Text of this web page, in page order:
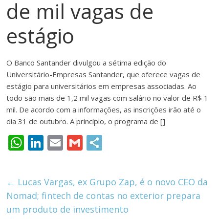
meios
de
pagamentos
de mil vagas de
estágio
O Banco Santander divulgou a sétima edição do
Universitário-Empresas Santander, que oferece vagas de
estágio para universitários em empresas associadas. Ao
todo são mais de 1,2 mil vagas com salário no valor de R$ 1
mil. De acordo com a informações, as inscrições irão até o
dia 31 de outubro. A princípio, o programa de []
W
s
A
Li
k
e
dI
E
l
G
ai
l
← Lucas Vargas, ex Grupo Zap, é o novo CEO da
Nomad; fintech de contas no exterior prepara
um produto de investimento